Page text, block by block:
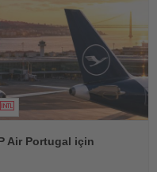
Air Portugal için